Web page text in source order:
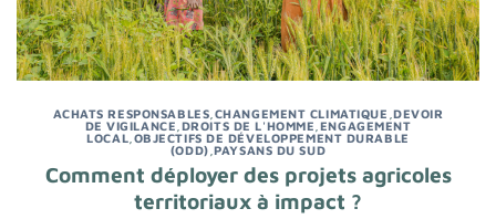
ACHATS RESPONSABLES CHANGEMENT CLIMATIQUE ,DEVOIR
DE VIGILANCE DROITS DE L'HOMME ENGAGEMENT
LOCAL OBJECTIFS DE DÉVELOPPEMENT DURABLE
(ODD) ,PAYSANS DU SUD
Comment déployer des projets agricoles
territoriaux à impact ?